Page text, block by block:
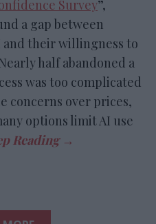
Survey”,
a gap between
and their willingness to
half abandoned a
was too complicated
concerns over prices,
options limit AI use